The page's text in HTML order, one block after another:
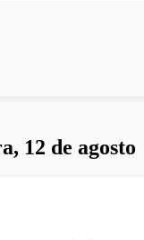
12 de agosto